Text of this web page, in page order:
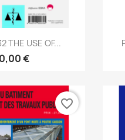
rapide
THE USE OF...
€
favorite_border